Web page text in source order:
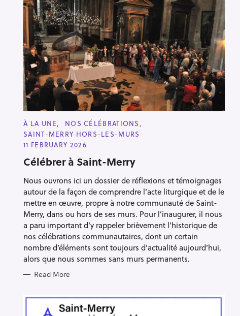
C
A
T
E
O
R
E
S
À LA UNE
NOS CÉLÉBRATIONS
SAINT-MERRY HORS-LES-MURS
11 FEBRUARY 2026
Célébrer à Saint-Merry
Nous ouvrons ici un dossier de réflexions et témoignages
autour de la façon de comprendre l’acte liturgique et de le
mettre en œuvre, propre à notre communauté de Saint-
Merry, dans ou hors de ses murs. Pour l’inaugurer, il nous
a paru important d’y rappeler brièvement l’historique de
nos célébrations communautaires, dont un certain
nombre d’éléments sont toujours d’actualité aujourd’hui,
alors que nous sommes sans murs permanents.
Read More